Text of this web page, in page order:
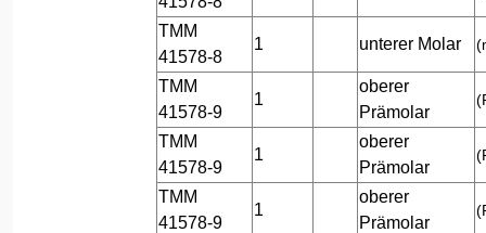
TMM
41578-8
1 unterer Molar
TMM
41578-9
1
oberer
Prämolar
TMM
41578-9
1
oberer
Prämolar
TMM
41578-9
1
oberer
Prämolar